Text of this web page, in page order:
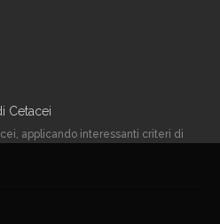
Cetacei
applicando interessanti criteri di